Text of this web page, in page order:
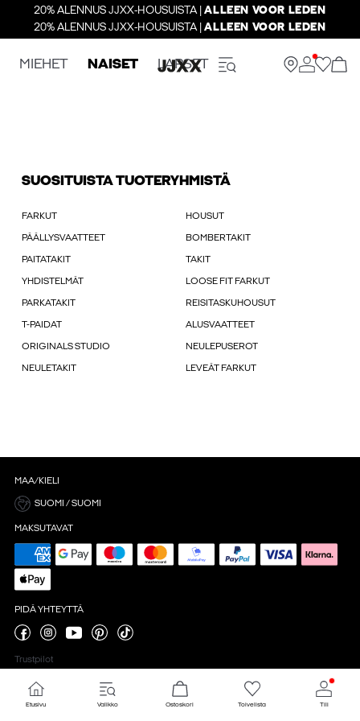
20% ALENNUS JJXX-HOUSUISTA |ALLEEN VOOR LEDEN
20% ALENNUS JJXX-HOUSUISTA |ALLEEN VOOR LEDEN
MIEHET NAISET LAPSET
SUOSITUISTA TUOTERYHMISTÄ
FARKUT HOUSUT
PÄÄLLYSVAATTEET BOMBERTAKIT
PAITATAKIT TAKIT
YHDISTELMÄT LOOSE FIT FARKUT
PARKATAKIT REISITASKUHOUSUT
T-PAIDAT ALUSVAATTEET
ORIGINALS STUDIO NEULEPUSEROT
NEULETAKIT LEVEÄT FARKUT
MAA/KIELI
SUOMI / SUOMI
MAKSUTAVAT
PIDÄ YHTEYTTÄ
Trustpilot
Evästeasetukset
Etusivu Valikko Ostoskori Toivelista Tili